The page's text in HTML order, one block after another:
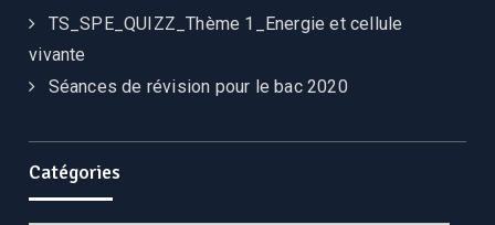
TS_SPE_QUIZZ_Thème 1_Energie et cellule
vivante
Séances de révision pour le bac 2020
Catégories